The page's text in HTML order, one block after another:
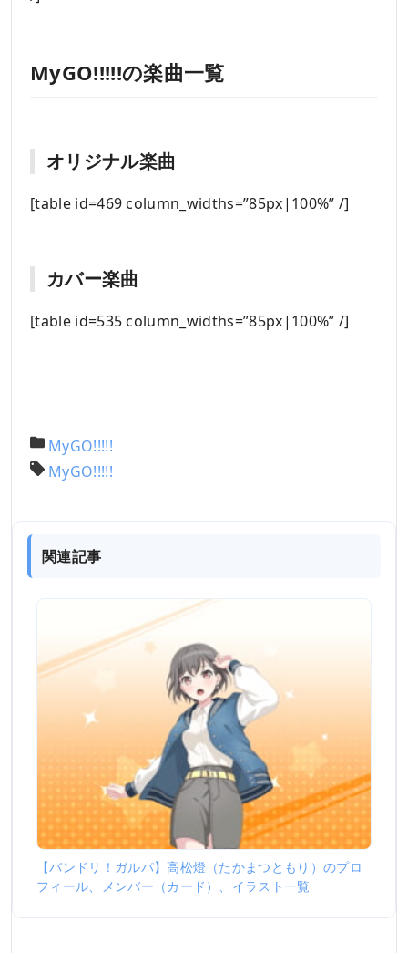
MyGO!!!!!の楽曲一覧
オリジナル楽曲
[table id=469 column_widths=”85px|100%” /]
カバー楽曲
[table id=535 column_widths=”85px|100%” /]
MyGO!!!!!
MyGO!!!!!
関連記事
【バンドリ！ガルパ】高松燈（たかまつともり）のプロ
フィール、メンバー（カード）、イラスト一覧